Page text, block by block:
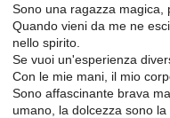
Sono una ragazza magica,
Quando vieni da me ne
nello spirito.
Se vuoi un'esperienza
Con le mie mani, il mio
Sono affascinante brava
umano, la dolcezza sono